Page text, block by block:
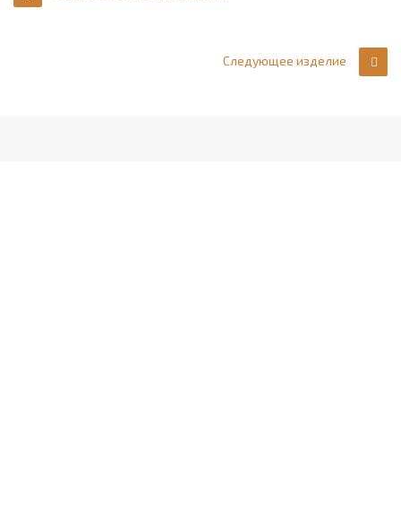
Следующее изделие